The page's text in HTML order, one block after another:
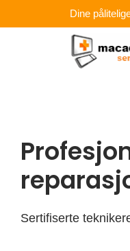
rett
Dine
Sertifiserte